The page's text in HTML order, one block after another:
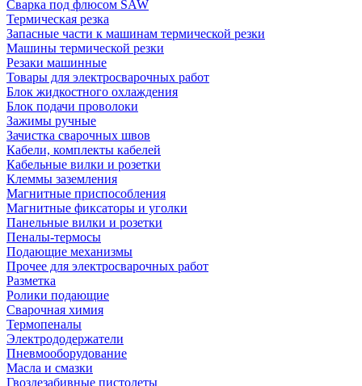
Сварка под флюсом SAW
Термическая резка
Запасные части к машинам термической резки
Машины термической резки
Резаки машинные
Товары для электросварочных работ
Блок жидкостного охлаждения
Блок подачи проволоки
Зажимы ручные
Зачистка сварочных швов
Кабели, комплекты кабелей
Кабельные вилки и розетки
Клеммы заземления
Магнитные приспособления
Магнитные фиксаторы и уголки
Панельные вилки и розетки
Пеналы-термосы
Подающие механизмы
Прочее для электросварочных работ
Разметка
Ролики подающие
Сварочная химия
Термопеналы
Электрододержатели
Пневмооборудование
Масла и смазки
Гвоздезабивные пистолеты